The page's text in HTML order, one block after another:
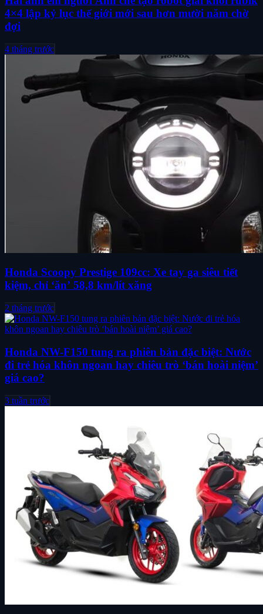
4×4 lập kỷ lục thế giới mới sau hơn mười năm chờ
đợi
4 tháng trước
Honda Scoopy Prestige 109cc: Xe tay ga siêu tiết
kiệm, chỉ ‘ăn’ 58,8 km/lít xăng
2 tháng trước
Honda NW-F150 tung ra phiên bản đặc biệt: Nước
đi trẻ hóa khôn ngoan hay chiêu trò ‘bán hoài niệm’
giá cao?
3 tuần trước